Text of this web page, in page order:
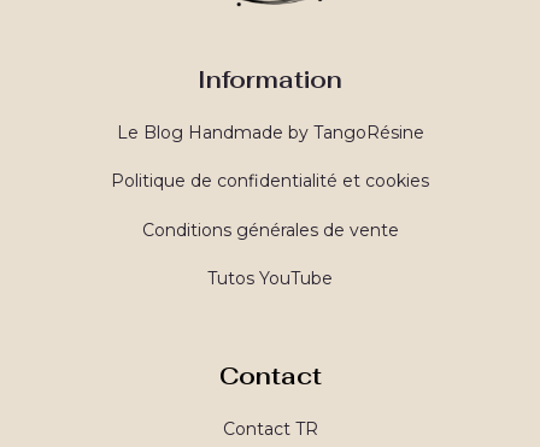
Information
Le Blog Handmade by TangoRésine
Politique de confidentialité et cookies
Conditions générales de vente
Tutos YouTube
Contact
Contact TR